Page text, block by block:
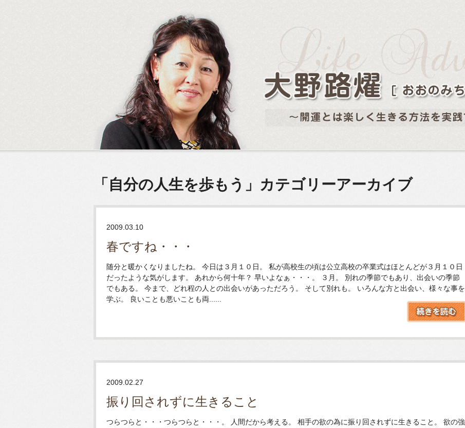
「自分の人生を歩もう」カテゴリーアーカイブ
2009.03.10
春ですね・・・
随分と暖かくなりましたね。 今日は３月１０日。 私が高校生の頃は公立高校の卒業式はほとんどが３月１０日
だったような気がします。 あれから何十年？ 早いよなぁ・・・。 ３月。 別れの季節でもあり、出会いの季節
でもある。 今まで、どれ程の人との出会いがあっただろう。 そして別れも。 いろんな方と出会い、様々な事を
学ぶ。 良いことも悪いことも両......
2009.02.27
振り回されずに生きること
つらつらと・・・つらつらと・・・。 人間だから考える。 相手の欲の為に振り回されずに生きること。 欲の強